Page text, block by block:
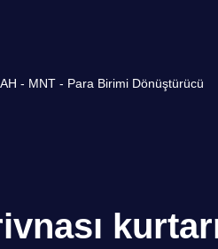
- MNT - Para Birimi Dönüştürücü